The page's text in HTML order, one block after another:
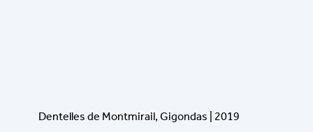
Dentelles de Montmirail, Gigondas | 2019